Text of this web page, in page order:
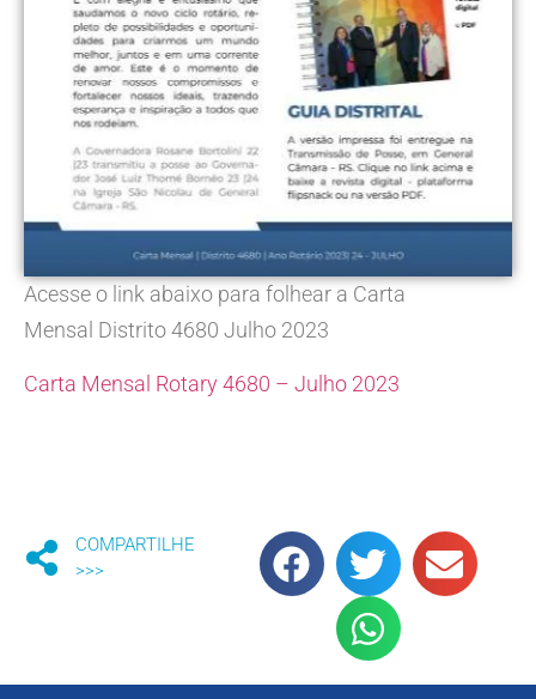
Acesse o link abaixo para folhear a Carta
Mensal Distrito 4680 Julho 2023
Carta Mensal Rotary 4680 – Julho 2023
COMPARTILHE
>>>